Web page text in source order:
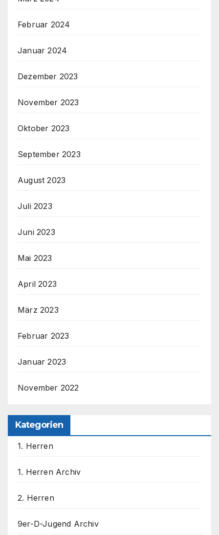
Februar 2024
Januar 2024
Dezember 2023
November 2023
Oktober 2023
September 2023
August 2023
Juli 2023
Juni 2023
Mai 2023
April 2023
März 2023
Februar 2023
Januar 2023
November 2022
Kategorien
1. Herren
1. Herren Archiv
2. Herren
9er-D-Jugend Archiv